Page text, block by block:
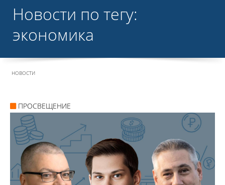
Новости по тегу:
экономика
НОВОСТИ
ПРОСВЕЩЕНИЕ